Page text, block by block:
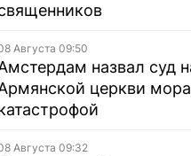
Августа 09:50
назвал суд
церкви
Августа 09:32